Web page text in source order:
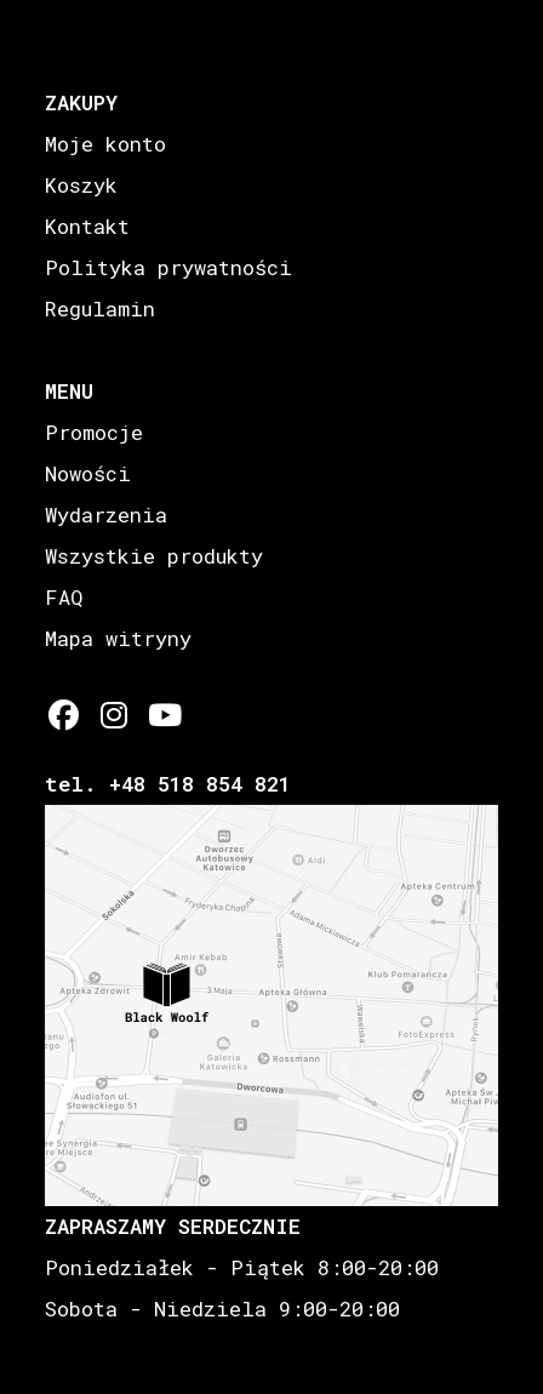
ZAKUPY
Moje konto
Koszyk
Kontakt
Polityka prywatności
Regulamin
MENU
Promocje
Nowości
Wydarzenia
Wszystkie produkty
FAQ
Mapa witryny
tel. +48 518 854 821
ZAPRASZAMY SERDECZNIE
Poniedziałek - Piątek 8:00-20:00
Sobota - Niedziela 9:00-20:00